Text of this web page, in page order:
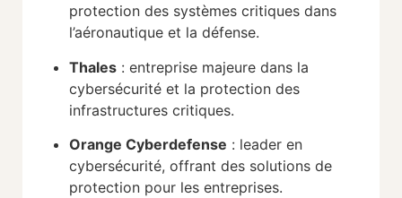
protection des systèmes critiques dans
l’aéronautique et la défense.
Thales : entreprise majeure dans la
cybersécurité et la protection des
infrastructures critiques.
Orange Cyberdefense : leader en
cybersécurité, offrant des solutions de
protection pour les entreprises.